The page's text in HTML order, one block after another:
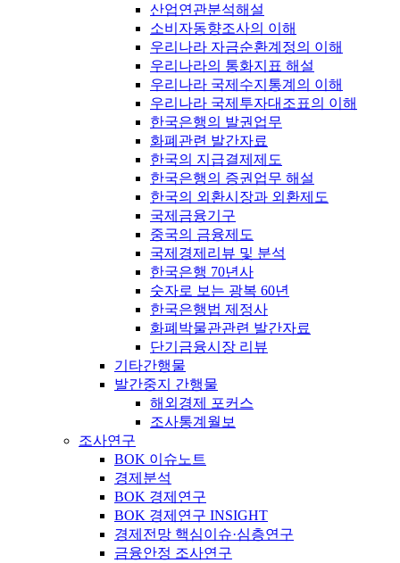
산업연관분석해설
소비자동향조사의 이해
우리나라 자금순환계정의 이해
우리나라의 통화지표 해설
우리나라 국제수지통계의 이해
우리나라 국제투자대조표의 이해
한국은행의 발권업무
화폐관련 발간자료
한국의 지급결제제도
한국은행의 증권업무 해설
한국의 외환시장과 외환제도
국제금융기구
중국의 금융제도
국제경제리뷰 및 분석
한국은행 70년사
숫자로 보는 광복 60년
한국은행법 제정사
화폐박물관관련 발간자료
단기금융시장 리뷰
기타간행물
발간중지 간행물
해외경제 포커스
조사통계월보
조사연구
BOK 이슈노트
경제분석
BOK 경제연구
BOK 경제연구 INSIGHT
경제전망 핵심이슈·심층연구
금융안정 조사연구